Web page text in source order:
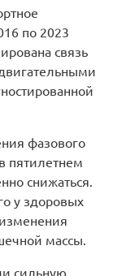
по 2023
связь
фазового
пятилетнем
снижаться.
у здоровых
массы.
сильную